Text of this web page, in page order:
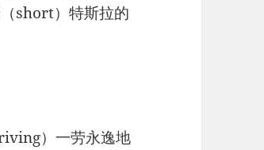
short）特斯拉的
）一劳永逸地